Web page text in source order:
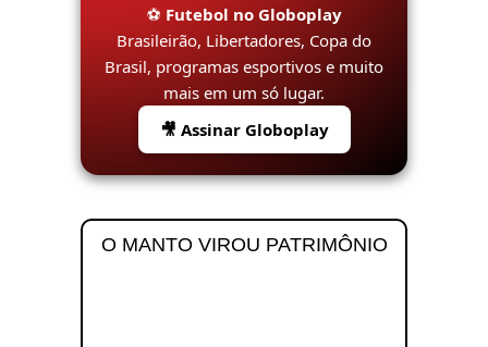
⚽ Futebol no Globoplay
Brasileirão, Libertadores, Copa do
Brasil, programas esportivos e muito
mais em um só lugar.
🎥 Assinar Globoplay
O MANTO VIROU PATRIMÔNIO